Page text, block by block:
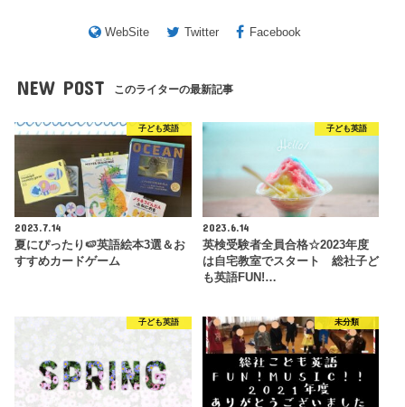
WebSite Twitter Facebook
NEW POST このライターの最新記事
子ども英語
2023.7.14
夏にぴったり🍉英語絵本3選＆お
すすめカードゲーム
子ども英語
2023.6.14
英検受験者全員合格☆2023年度
は自宅教室でスタート 総社子ど
も英語FUN!…
子ども英語 未分類